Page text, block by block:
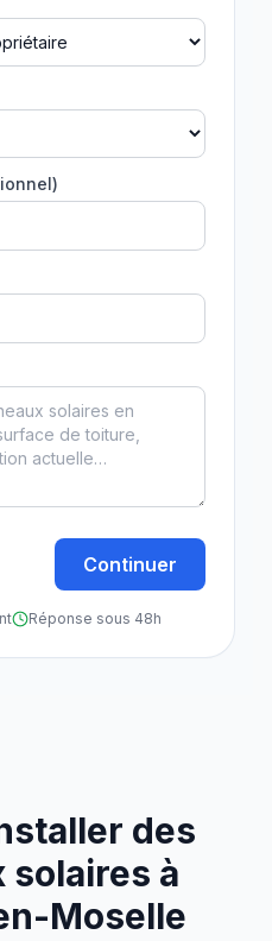
Continuer
Réponse sous 48h
des
solaires à
Moselle